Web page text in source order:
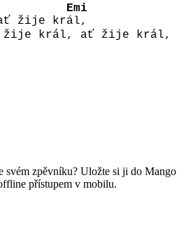
žije kr
Emi
ál,
král, ať žije král,
svém zpěvníku? Uložte si ji do Mango
přístupem v mobilu.